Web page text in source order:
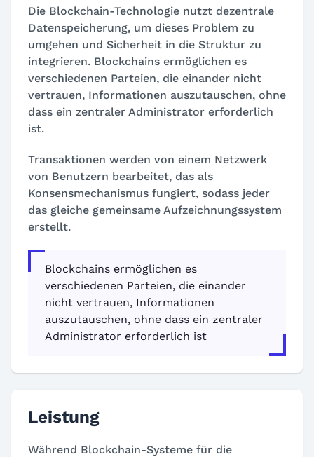
Die Blockchain-Technologie nutzt dezentrale
Datenspeicherung, um dieses Problem zu
umgehen und Sicherheit in die Struktur zu
integrieren. Blockchains ermöglichen es
verschiedenen Parteien, die einander nicht
vertrauen, Informationen auszutauschen, ohne
dass ein zentraler Administrator erforderlich
ist.
Transaktionen werden von einem Netzwerk
von Benutzern bearbeitet, das als
Konsensmechanismus fungiert, sodass jeder
das gleiche gemeinsame Aufzeichnungssystem
erstellt.
Blockchains ermöglichen es
verschiedenen Parteien, die einander
nicht vertrauen, Informationen
auszutauschen, ohne dass ein zentraler
Administrator erforderlich ist
Leistung
Während Blockchain-Systeme für die